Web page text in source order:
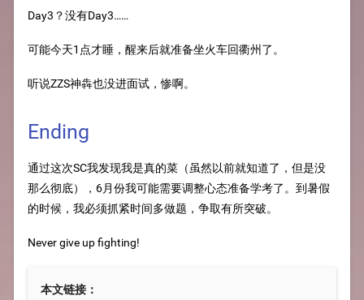
Day3？没有Day3……
可能今天1点才睡，醒来后就准备坐火车回衢州了。
听说ZZS神犇也没进面试，惨啊。
Ending
通过这次SC我发现我是真的菜（虽然以前就知道了，但是没
那么彻底），6月份我可能需要调整心态准备学考了。到暑假
的时候，我必须抓紧时间多做题，争取有所突破。
Never give up fighting!
本文链接：